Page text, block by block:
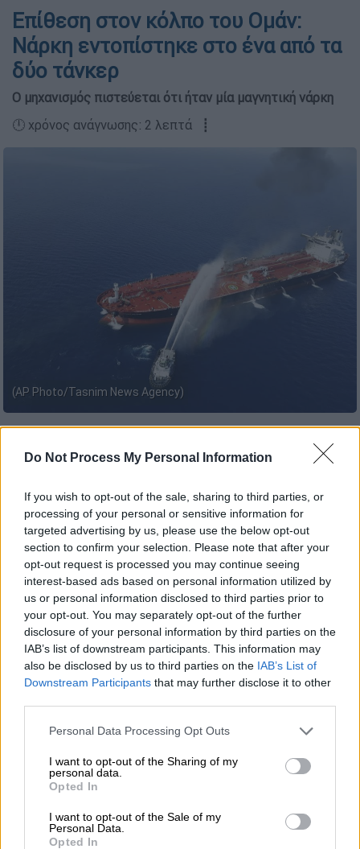
Do Not Process My Personal Information
If you wish to opt-out of the sale, sharing to third parties, or
processing of your personal or sensitive information for
targeted advertising by us, please use the below opt-out
section to confirm your selection. Please note that after your
opt-out request is processed you may continue seeing
interest-based ads based on personal information utilized by
us or personal information disclosed to third parties prior to
your opt-out. You may separately opt-out of the further
disclosure of your personal information by third parties on the
IAB’s list of downstream participants. This information may
also be disclosed by us to third parties on the IAB’s List of
Downstream Participants that may further disclose it to other
Please note that this website/app uses one or more Google
not limited to your visit or usage behaviour. You may click to
grant or deny consent to Google and its third-party tags to
use your data for below specified purposes in below Google
consent section.
Personal Data Processing Opt Outs
I want to opt-out of the Sharing of my
personal data.
Opted In
I want to opt-out of the Sale of my
Personal Data.
Opted In
Επίθεση στον κόλπο του Ομάν:
Νάρκη εντοπίστηκε στο ένα από τα
δύο τάνκερ
Ο μηχανισμός πιστεύεται ότι ήταν μία μαγνητική νάρκη
🕛 χρόνος ανάγνωσης: 2 λεπτά ┋
(AP Photo/Tasnim News Agency)
Αμερικανός αξιωματούχος γνωστοποίησε
ότι το πλήρωμα τουενός από τα δύο
δεξαμενόπλοια που δέχτηκαν επίθεση στον
Κόλπο του Ομάντο εγκατέλειψε όταν
εντόπισε έναν μηχανισμό, που δεν είχε
εκραγεί, προσκολημμένο στα πλευρά
του.Σύμφωνα με την πηγή αυτή, που μίλησε
στο πρακτορείο Reuters ζητώντας να μην
κατονομαστεί, ο μηχανισμός πιστεύεται ότι
ήταν μια μαγνητική νάρκη.
Εάν επιβεβαιωθεί η πληροφορία αυτή, τότε η
μέθοδος που ακολουθήθηκε για τη σημερινή
επίθεση θα είναι παραπλήσια με εκείνη που
οι ΗΠΑ θεωρούν ότι χρησιμοποιήθηκε τον
περασμένο μήνα, όταν χτυπήθηκαν τέσσερα
δεξαμενόπλοια στα ανοιχτά των Ηνωμένων
Αραβικών Εμιράτων.